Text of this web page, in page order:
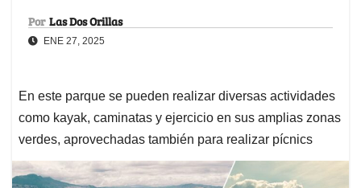
Por Las Dos Orillas
ENE 27, 2025
En este parque se pueden realizar diversas actividades
como kayak, caminatas y ejercicio en sus amplias zonas
verdes, aprovechadas también para realizar pícnics